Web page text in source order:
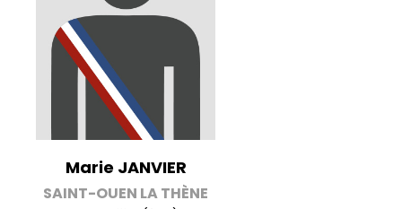
Marie JANVIER
SAINT-OUEN LA THÈNE